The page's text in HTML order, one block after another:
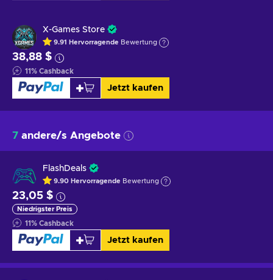
X-Games Store
9.91 Hervorragende Bewertung
38,88 $
11% Cashback
Jetzt kaufen
7 andere/s Angebote
FlashDeals
9.90 Hervorragende Bewertung
23,05 $
Niedrigster Preis
11% Cashback
Jetzt kaufen